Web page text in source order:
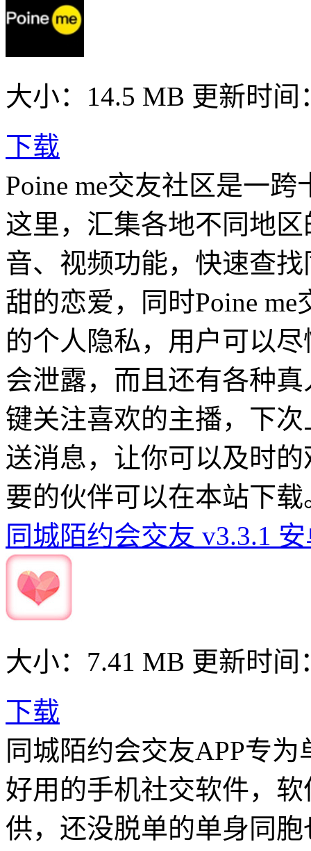
大小：14.5 MB 更新时间
下载
Poine me交友社区是一
这里，汇集各地不同地
音、视频功能，快速查
甜的恋爱，同时Poine
的个人隐私，用户可以
会泄露，而且还有各种
键关注喜欢的主播，下
送消息，让你可以及时
要的伙伴可以在本站下载
同城陌约会交友 v3.3.1
大小：7.41 MB 更新时间
下载
同城陌约会交友APP专
好用的手机社交软件，
供，还没脱单的单身同